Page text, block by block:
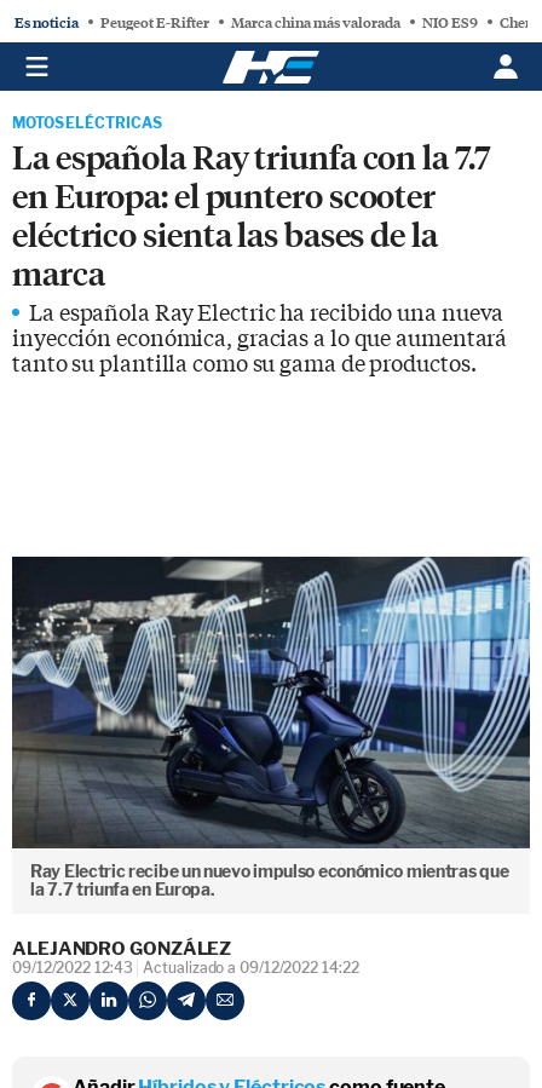
Es noticia Peugeot E-Rifter Marca china más valorada NIO ES9 Chery
MOTOS ELÉCTRICAS
La española Ray triunfa con la 7.7
en Europa: el puntero scooter
eléctrico sienta las bases de la
marca
La española Ray Electric ha recibido una nueva
inyección económica, gracias a lo que aumentará
tanto su plantilla como su gama de productos.
Ray Electric recibe un nuevo impulso económico mientras que
la 7.7 triunfa en Europa.
ALEJANDRO GONZÁLEZ
09/12/2022 12:43 Actualizado a 09/12/2022 14:22